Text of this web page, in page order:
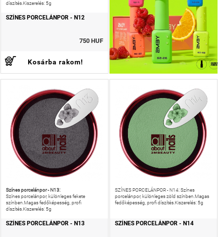
díszítés.Kiszerelés: 5g
SZÍNES PORCELÁNPOR - N12
750 HUF
Kosárba rakom!
Színes porcelánpor - N13:
Színes porcelánpor, különleges fekete
színben.Magas fedőképesség, profi
díszítés.Kiszerelés: 5g
SZÍNES PORCELÁNPOR - N13
SZÍNES PORCELÁNPOR - N14: Színes
porcelánpor, különleges zöld színben.Magas
fedőképesség, profi díszítés.Kiszerelés: 5g
SZÍNES PORCELÁNPOR - N14